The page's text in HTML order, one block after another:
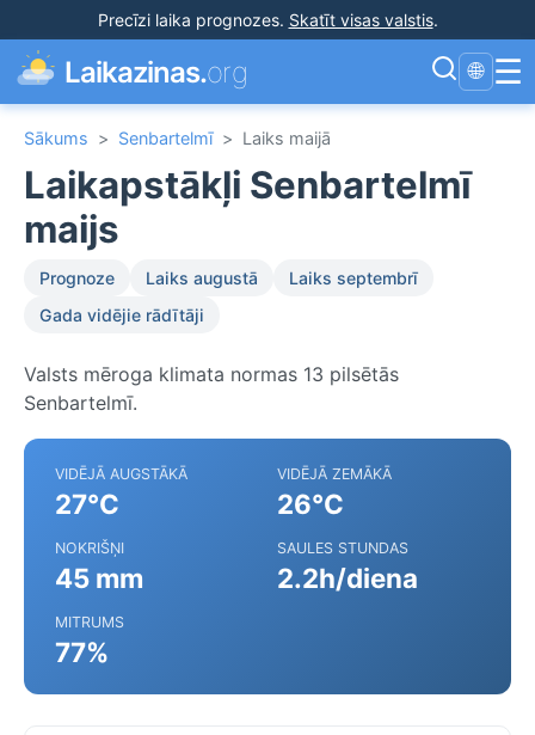
Precīzi laika prognozes. Skatīt visas valstis.
Laikazinas.org 🌐 ☰
Sākums > Senbartelmī > Laiks maijā
Laikapstākļi Senbartelmī
maijs
Prognoze Laiks augustā
Laiks septembrī
Gada vidējie rādītāji
Valsts mēroga klimata normas 13 pilsētās
Senbartelmī.
VIDĒJĀ AUGSTĀKĀ
27°C
VIDĒJĀ ZEMĀKĀ
26°C
NOKRIŠŅI
45 mm
SAULES STUNDAS
2.2h/diena
MITRUMS
77%